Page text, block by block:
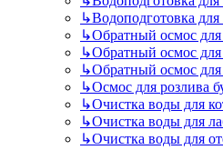
↳Водоподготовка для
↳Обратный осмос
↳Обратный осмос для
↳Обратный осмос
↳Осмос для розлива
↳Очистка воды для
↳Очистка воды для
↳Очистка воды для